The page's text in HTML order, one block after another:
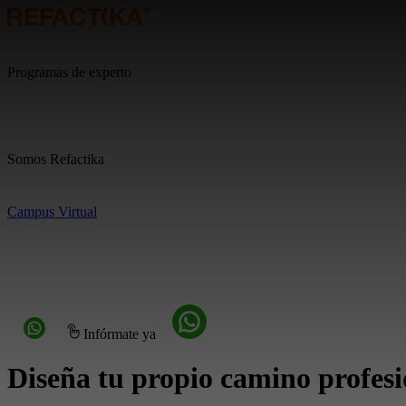
Programas de experto
Somos Refactika
Campus Virtual
Infórmate ya
Diseña tu propio camino